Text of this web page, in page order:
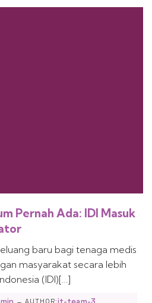
Pernah Ada: IDI Masuk
baru bagi tenaga medis
masyarakat secara lebih
(IDI)[…]
AUTHOR: